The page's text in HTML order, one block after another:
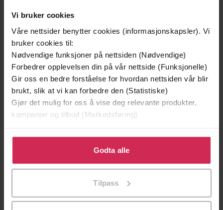
Vi bruker cookies
Våre nettsider benytter cookies (informasjonskapsler). Vi
bruker cookies til:
Nødvendige funksjoner på nettsiden (Nødvendige)
Forbedrer opplevelsen din på vår nettside (Funksjonelle)
Gir oss en bedre forståelse for hvordan nettsiden vår blir
brukt, slik at vi kan forbedre den (Statistiske)
Gjør det mulig for oss å vise deg relevante produkter,
kampanjer og tilbud (Markedsføring)
Klikk på «Godta alle» for å gi oss ditt samtykke til å
bruke cookies for alle disse formålene. Du kan også
tilpasse ditt samtykke til spesifikke formål ved å klikke
Godta alle
Tilpass
129,-
Minnesota
Jo Nesbø
Jørn Lier Horst
Forfattere Luke Beardon(forfatter)